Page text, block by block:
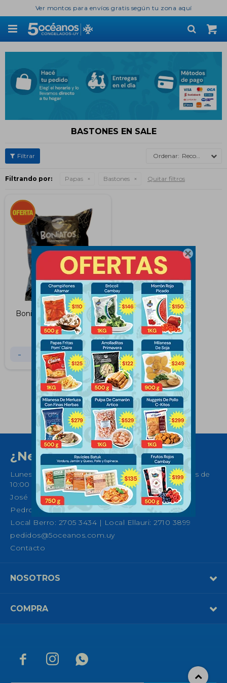

Ver montos para envíos gratis según tu zona aquí

BASTONES EN SALE
Recomendados
Filtrando por: Papas Bastones Quitar filtros
Boniato Altamar 500Grs
185 $ 240
- +
  
¿Necesitas ayuda?
Lunes a Sábados de 08:30 a 21:00 horas y Domingos de
10:00 a 14:00
José Ellauri 558, Montevideo
Pedro Fco. Berro 1039, Montevideo
Local Berro: 2705 3434 | Local Ellauri: 2710 3899
pedidos@5oceanos.com.uy
Contacto
NOSOTROS
COMPRA